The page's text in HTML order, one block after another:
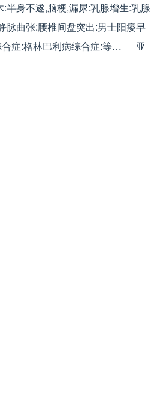
半身不遂,脑梗,漏尿:乳腺增生:乳腺
脉曲张:腰椎间盘突出:男士阳痿早
合症:格林巴利病综合症:等… 亚